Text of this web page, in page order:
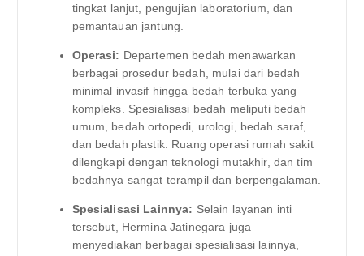
tingkat lanjut, pengujian laboratorium, dan
pemantauan jantung.
Operasi: Departemen bedah menawarkan
berbagai prosedur bedah, mulai dari bedah
minimal invasif hingga bedah terbuka yang
kompleks. Spesialisasi bedah meliputi bedah
umum, bedah ortopedi, urologi, bedah saraf,
dan bedah plastik. Ruang operasi rumah sakit
dilengkapi dengan teknologi mutakhir, dan tim
bedahnya sangat terampil dan berpengalaman.
Spesialisasi Lainnya: Selain layanan inti
tersebut, Hermina Jatinegara juga
menyediakan berbagai spesialisasi lainnya,